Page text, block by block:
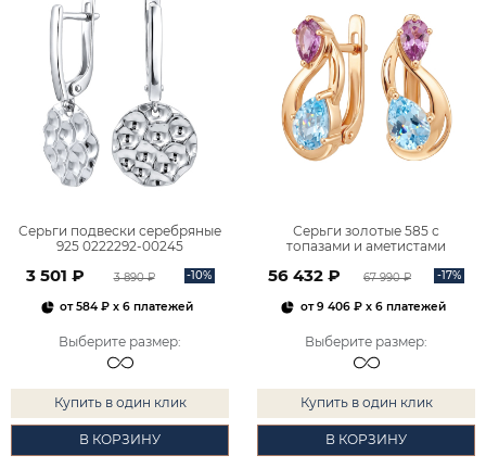
Серьги подвески серебряные
925 0222292-00245
3 501 ₽ 3 890 ₽ -10%
от584 ₽ x 6 платежей
Выберите размер:
Купить в один клик
В КОРЗИНУ
Серьги золотые 585 с
топазами и аметистами
56 432 ₽ 67 990 ₽ -17%
от9 406 ₽x 6 платежей
Выберите размер:
Купить в один клик
В КОРЗИНУ